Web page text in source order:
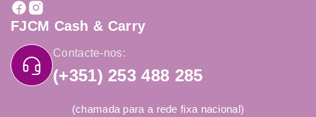
FJCM Cash & Carry
Contacte-nos:
(+351) 253 488 285
(chamada para a rede fixa nacional)